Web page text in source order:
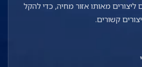
ליצורים מאותו אזור מחיה, כדי להקל
קשורים.